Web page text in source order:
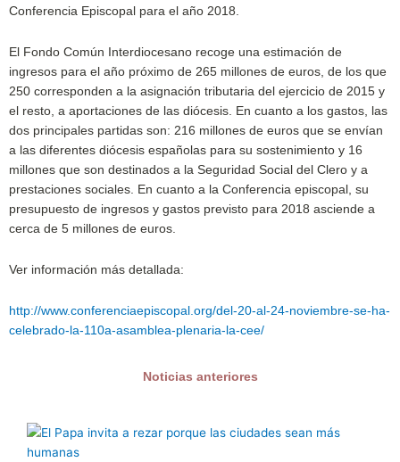
Conferencia Episcopal para el año 2018.
El Fondo Común Interdiocesano recoge una estimación de
ingresos para el año próximo de 265 millones de euros, de los que
250 corresponden a la asignación tributaria del ejercicio de 2015 y
el resto, a aportaciones de las diócesis. En cuanto a los gastos, las
dos principales partidas son: 216 millones de euros que se envían
a las diferentes diócesis españolas para su sostenimiento y 16
millones que son destinados a la Seguridad Social del Clero y a
prestaciones sociales. En cuanto a la Conferencia episcopal, su
presupuesto de ingresos y gastos previsto para 2018 asciende a
cerca de 5 millones de euros.
Ver información más detallada:
http://www.conferenciaepiscopal.org/del-20-al-24-noviembre-se-ha-
celebrado-la-110a-asamblea-plenaria-la-cee/
Noticias anteriores